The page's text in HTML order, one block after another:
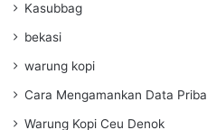
Kasubbag
bekasi
warung kopi
Cara Mengamankan Data
Warung Kopi Ceu Denok